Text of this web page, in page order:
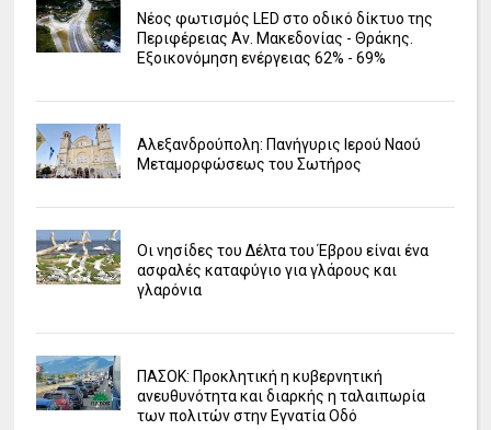
Νέος φωτισμός LED στο οδικό δίκτυο της
Περιφέρειας Αν. Μακεδονίας - Θράκης.
Εξοικονόμηση ενέργειας 62% - 69%
Αλεξανδρούπολη: Πανήγυρις Ιερού Ναού
Μεταμορφώσεως του Σωτήρος
Οι νησίδες του Δέλτα του Έβρου είναι ένα
ασφαλές καταφύγιο για γλάρους και
γλαρόνια
ΠΑΣΟΚ: Προκλητική η κυβερνητική
ανευθυνότητα και διαρκής η ταλαιπωρία
των πολιτών στην Εγνατία Οδό